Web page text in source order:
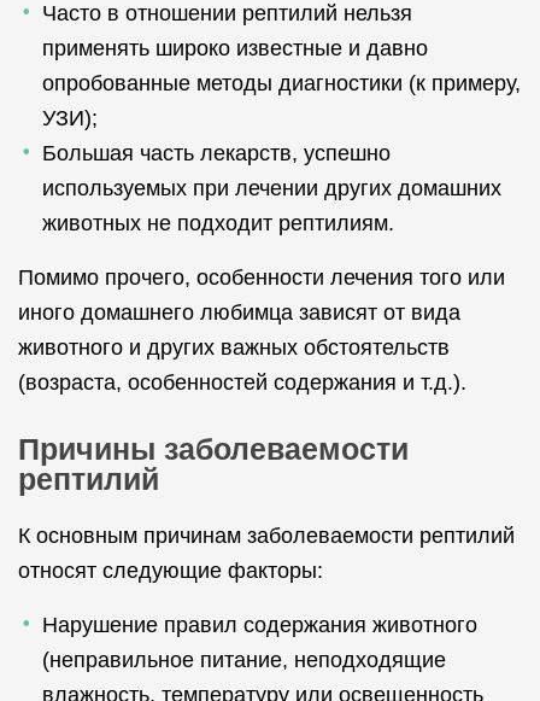
Часто в отношении рептилий нельзя
применять широко известные и давно
опробованные методы диагностики (к примеру,
УЗИ);
Большая часть лекарств, успешно
используемых при лечении других домашних
животных не подходит рептилиям.
Помимо прочего, особенности лечения того или
иного домашнего любимца зависят от вида
животного и других важных обстоятельств
(возраста, особенностей содержания и т.д.).
Причины заболеваемости
рептилий
К основным причинам заболеваемости рептилий
относят следующие факторы:
Нарушение правил содержания животного
(неправильное питание, неподходящие
влажность, температуру или освещенность